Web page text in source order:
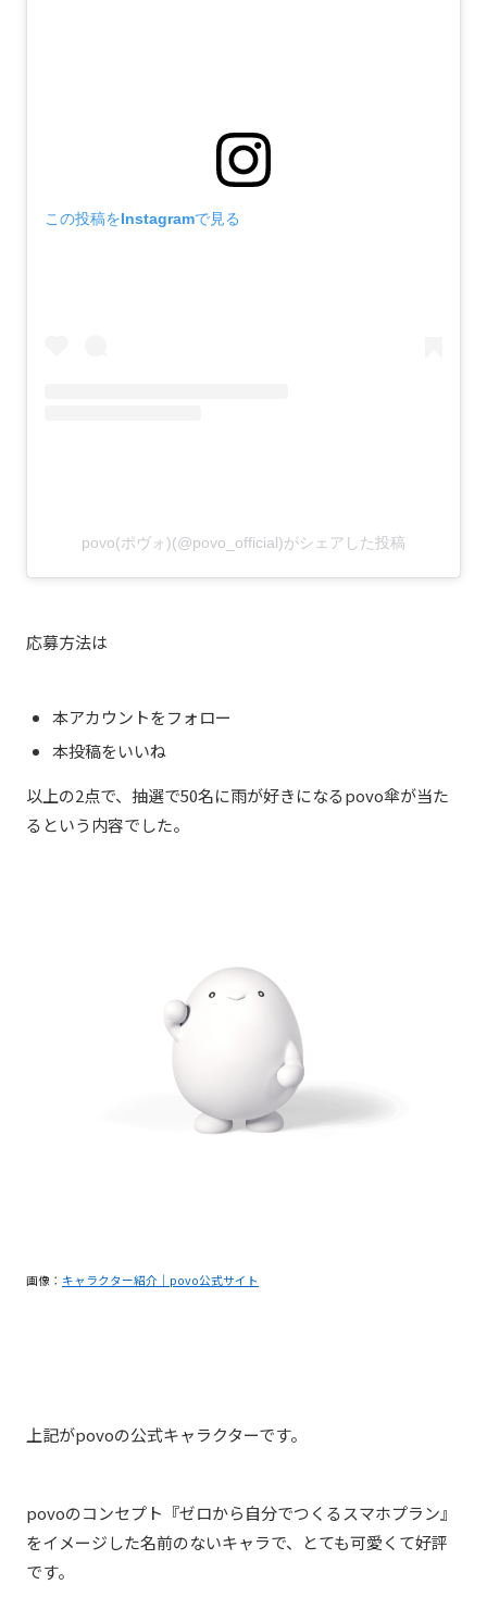
この投稿をInstagramで見る
povo(ポヴォ)(@povo_official)がシェアした投稿
応募方法は
本アカウントをフォロー
本投稿をいいね
以上の2点で、抽選で50名に雨が好きになるpovo傘が当た
るという内容でした。
画像： キャラクター紹介｜povo公式サイト
上記がpovoの公式キャラクターです。
povoのコンセプト『ゼロから自分でつくるスマホプラン』
をイメージした名前のないキャラで、とても可愛くて好評
です。